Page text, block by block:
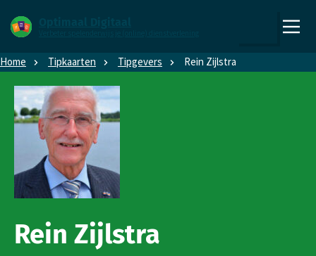
naar
de
homepage
Home Tipkaarten Tipgevers Rein Zijlstra
Rein Zijlstra